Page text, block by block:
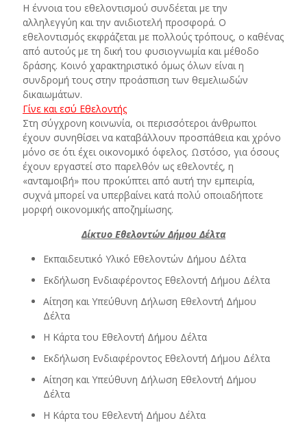
Η έννοια του εθελοντισμού συνδέεται με την
αλληλεγγύη και την ανιδιοτελή προσφορά. Ο
εθελοντισμός εκφράζεται με πολλούς τρόπους, ο καθένας
από αυτούς με τη δική του φυσιογνωμία και μέθοδο
δράσης. Κοινό χαρακτηριστικό όμως όλων είναι η
συνδρομή τους στην προάσπιση των θεμελιωδών
δικαιωμάτων.
Γίνε και εσύ Εθελοντής
Στη σύγχρονη κοινωνία, οι περισσότεροι άνθρωποι
έχουν συνηθίσει να καταβάλλουν προσπάθεια και χρόνο
μόνο σε ότι έχει οικονομικό όφελος. Ωστόσο, για όσους
έχουν εργαστεί στο παρελθόν ως εθελοντές, η
«ανταμοιβή» που προκύπτει από αυτή την εμπειρία,
συχνά μπορεί να υπερβαίνει κατά πολύ οποιαδήποτε
μορφή οικονομικής αποζημίωσης.
Δίκτυο Εθελοντών Δήμου Δέλτα
Εκπαιδευτικό Υλικό Εθελοντών Δήμου Δέλτα
Εκδήλωση Ενδιαφέροντος Εθελοντή Δήμου Δέλτα
Αίτηση και Υπεύθυνη Δήλωση Εθελοντή Δήμου
Δέλτα
Η Κάρτα του Εθελοντή Δήμου Δέλτα
Εκδήλωση Ενδιαφέροντος Εθελοντή Δήμου Δέλτα
Αίτηση και Υπεύθυνη Δήλωση Εθελοντή Δήμου
Δέλτα
Η Κάρτα του Εθελεντή Δήμου Δέλτα